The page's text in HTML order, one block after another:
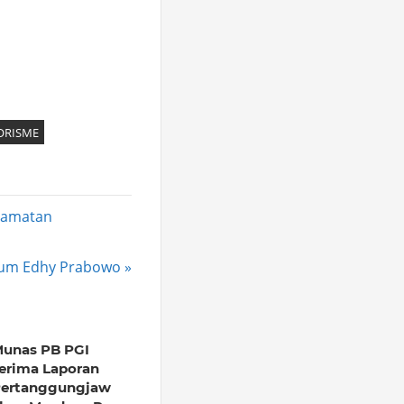
Edhy Prabowo
PB PGI
Laporan